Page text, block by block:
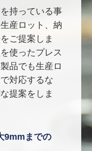
持っている事
産ロット、納
ご提案しま
使ったプレス
品でも生産ロ
対応するな
提案をしま
9mmまでの